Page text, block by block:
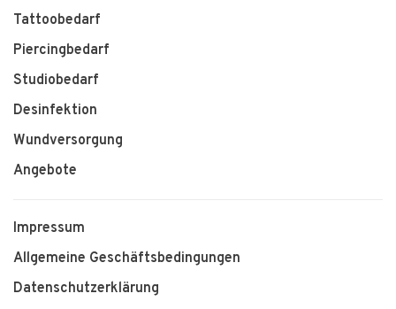
Tattoobedarf
Piercingbedarf
Studiobedarf
Desinfektion
Wundversorgung
Angebote
Impressum
Allgemeine Geschäftsbedingungen
Datenschutzerklärung